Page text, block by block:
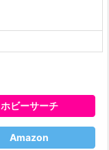
ホビーサーチ
Amazon